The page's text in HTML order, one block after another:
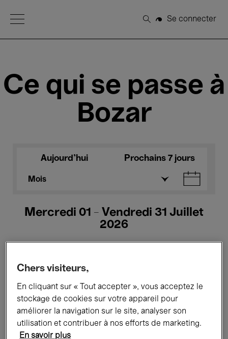
Open Menu
Rechercher
Se connecter
Ce qui se passe à
Bozar
Aujourd'hui Prochains 7 jours
Mois
Mercredi 01 - Vendredi 31 Juillet
2026
Tous les événements Concerts
Expositions Films Performances
Rencontres & Débats
Chers visiteurs,
En cliquant sur « Tout accepter », vous acceptez le
stockage de cookies sur votre appareil pour
améliorer la navigation sur le site, analyser son
utilisation et contribuer à nos efforts de marketing.
En savoir plus